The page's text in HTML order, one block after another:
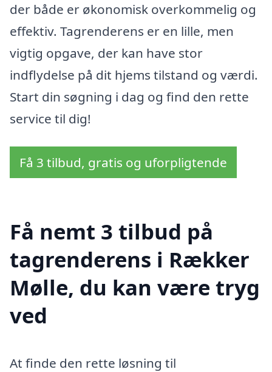
der både er økonomisk overkommelig og
effektiv. Tagrenderens er en lille, men
vigtig opgave, der kan have stor
indflydelse på dit hjems tilstand og værdi.
Start din søgning i dag og find den rette
service til dig!
Få 3 tilbud, gratis og uforpligtende
Få nemt 3 tilbud på
tagrenderens i Rækker
Mølle, du kan være tryg
ved
At finde den rette løsning til